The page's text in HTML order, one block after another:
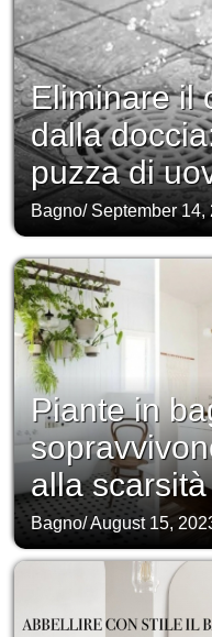
Eliminare il
dalla
puzza di
Bagno/ September 14,
Piante in
alla
Bagno/August 15,